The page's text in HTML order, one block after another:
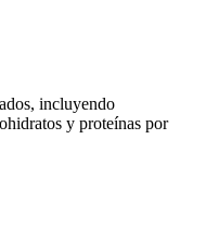
incluyendo
y proteínas por